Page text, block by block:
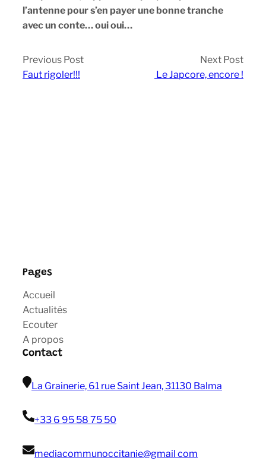
l’antenne pour s’en payer une bonne tranche
avec un conte… oui oui…
Previous Post
Faut rigoler!!!
Next Post
Le Japcore, encore !
Pages
Accueil
Actualités
Ecouter
A propos
Contact
La Grainerie, 61 rue Saint Jean, 31130 Balma
+33 6 95 58 75 50
mediacommunoccitanie@gmail com